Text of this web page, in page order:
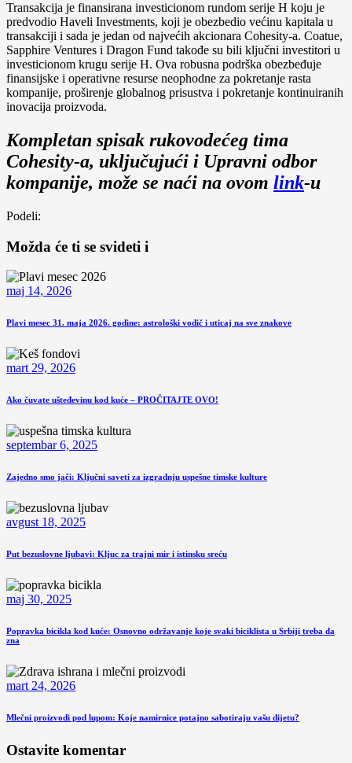
Transakcija je finansirana investicionom rundom serije H koju je
predvodio Haveli Investments, koji je obezbedio većinu kapitala u
transakciji i sada je jedan od najvećih akcionara Cohesity-a. Coatue,
Sapphire Ventures i Dragon Fund takođe su bili ključni investitori u
investicionom krugu serije H. Ova robusna podrška obezbeđuje
finansijske i operativne resurse neophodne za pokretanje rasta
kompanije, proširenje globalnog prisustva i pokretanje kontinuiranih
inovacija proizvoda.
Kompletan spisak rukovodećeg tima
Cohesity-a, uključujući i Upravni odbor
kompanije, može se naći na ovom link-u
Podeli:
Možda će ti se svideti i
maj 14, 2026
Plavi mesec 31. maja 2026. godine: astrološki vodič i uticaj na sve znakove
mart 29, 2026
Ako čuvate ušteđevinu kod kuće – PROČITAJTE OVO!
septembar 6, 2025
Zajedno smo jači: Ključni saveti za izgradnju uspešne timske kulture
avgust 18, 2025
Put bezuslovne ljubavi: Kljuc za trajni mir i istinsku sreću
maj 30, 2025
Popravka bicikla kod kuće: Osnovno održavanje koje svaki biciklista u Srbiji treba da
zna
mart 24, 2026
Mlečni proizvodi pod lupom: Koje namirnice potajno sabotiraju vašu dijetu?
Ostavite komentar